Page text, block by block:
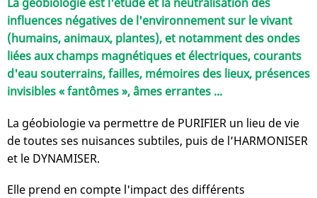
influences négatives de l'environnement sur le vivant
(humains, animaux, plantes), et notamment des ondes
liées aux champs magnétiques et électriques, courants
d'eau souterrains, failles, mémoires des lieux, présences
invisibles « fantômes », âmes errantes ...
La géobiologie va permettre de PURIFIER un lieu de vie
de toutes ses nuisances subtiles, puis de l’HARMONISER
et le DYNAMISER.
Elle prend en compte l'impact des différents